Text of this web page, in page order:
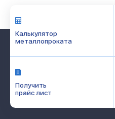
Калькулятор
металлопроката
Получить
прайс лист